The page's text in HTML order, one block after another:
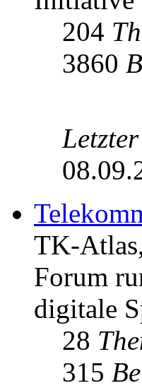
204
3860
TK-
Forum
digitale
28
315